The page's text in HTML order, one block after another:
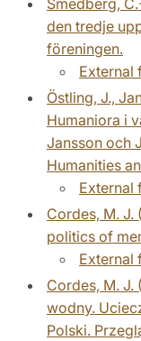
den tredje
föreningen.
External
Östling, J.,
Humaniora i
Jansson och
Humanities
External
Cordes, M. J.
politics of
External
Cordes, M.
wodny.
Polski.